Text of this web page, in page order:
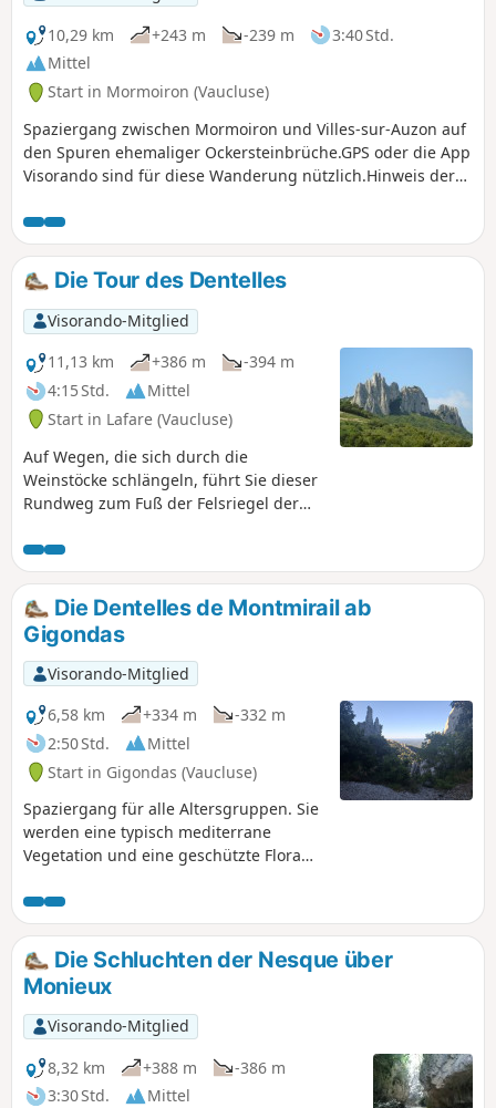
10,29 km
+243 m -239 m
3:40 Std.
Mittel
Start in Mormoiron (Vaucluse)
Spaziergang zwischen Mormoiron und Villes-sur-Auzon auf
den Spuren ehemaliger Ockersteinbrüche.GPS oder die App
Visorando sind für diese Wanderung nützlich.Hinweis der
respektieren Sie diesen sensiblen Naturraum und
entnehmen Sie keine Proben aus den Schluchten.
Die Tour des Dentelles
Visorando-Mitglied
11,13 km
+386 m
-394 m
4:15 Std.
Mittel
Start in Lafare (Vaucluse)
Auf Wegen, die sich durch die
Weinstöcke schlängeln, führt Sie dieser
Rundweg zum Fuß der Felsriegel der
Provence. In der Ferne sieht man den
Mont Ventoux.
Die Dentelles de Montmirail ab
Gigondas
Visorando-Mitglied
6,58 km
+334 m
-332 m
2:50 Std.
Mittel
Start in Gigondas (Vaucluse)
Spaziergang für alle Altersgruppen. Sie
werden eine typisch mediterrane
Vegetation und eine geschützte Flora
Wanderschuhe an und nehmen Sie
Wasser mit. Respektieren Sie die Natur
(nehmen Sie Ihren Müll mit) und die
Stille. Es ist strengstens verboten, Feuer
zu machen, Blumen zu pflücken oder zu
zelten. Folgen Sie nur den in der
Beschreibung erwähnten
Beschilerungen. Lesen Sie die
nützlichen Informationen.
Die Schluchten der Nesque über
Monieux
Visorando-Mitglied
8,32 km
+388 m
-386 m
3:30 Std.
Mittel